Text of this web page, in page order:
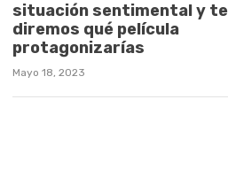
situación sentimental y te
diremos qué película
protagonizarías
Mayo 18, 2023